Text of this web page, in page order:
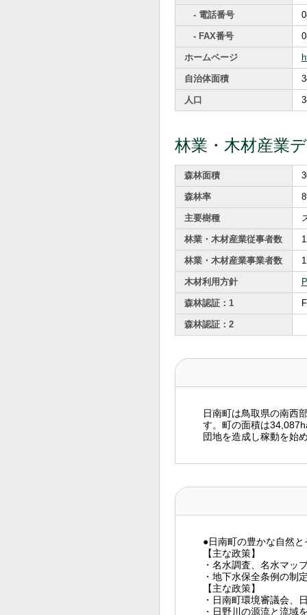
- 電話番号
- FAX番号
ホームページ
自治体面積
人口
林業・木材産業
森林面積
森林率
主要樹種
林業・木材産業従事者数
林業・木材産業事業者数
木材利用方針
森林認証：1
森林認証：2
日南町は鳥取県の南西
す。町の面積は
団地を造成し稼動を始
●日南町の豊かな自然
【主な政策】
・名水調査、名水マッ
・地下水保全条例の制
【主な政策】
・日南町環境審議会、
・日野川の源流と流域